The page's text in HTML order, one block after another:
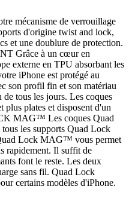
mécanisme de verrouillage
d'origine twist and lock,
et une doublure de protection.
Grâce à un cœur en
externe en TPU absorbant les
iPhone est protégé au
profil fin et son matériau
tous les jours. Les coques
plates et disposent d'un
MAG™ Les coques Quad
les supports Quad Lock
Lock MAG™ vous permet
rapidement. Il suffit de
font le reste. Les deux
sans fil. Quad Lock
certains modèles d'iPhone.